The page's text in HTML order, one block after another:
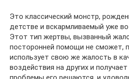
Это классический монстр,
детстве и вскармливаемый уже
Этот тип жертвы, вызванный
посторонней помощи не сможет,
использует свою же жалость в
воздействия на других и